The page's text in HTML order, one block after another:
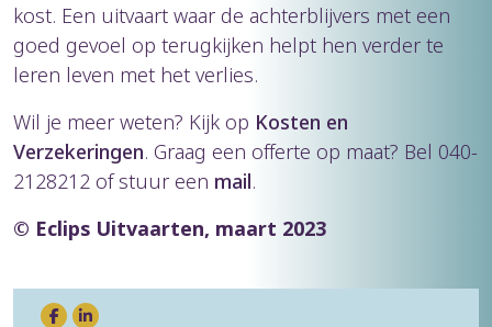
kost. Een uitvaart waar de achterblijvers met een
goed gevoel op terugkijken helpt hen verder te
leren leven met het verlies.
Wil je meer weten? Kijk op Kosten en
Verzekeringen. Graag een offerte op maat? Bel 040-
2128212 of stuur een mail.
© Eclips Uitvaarten, maart 2023